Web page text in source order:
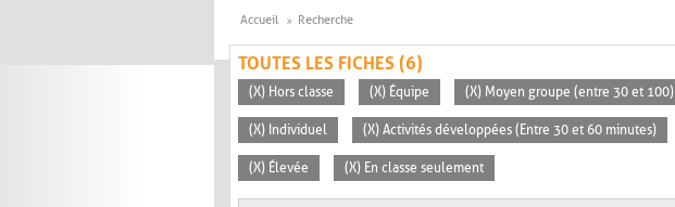
Accueil Recherche
TOUTES LES FICHES (6)
(X) Hors classe (X) Équipe (X) Moyen groupe (entre 30 et 100)
(X) Individuel (X) Activités développées (Entre 30 et 60 minutes)
(X) Élevée (X) En classe seulement